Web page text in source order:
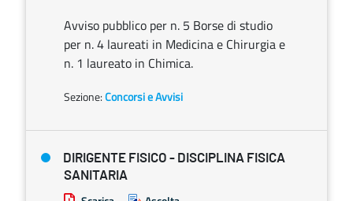
Avviso pubblico per n. 5 Borse di studio
per n. 4 laureati in Medicina e Chirurgia e
n. 1 laureato in Chimica.
Sezione:Concorsi e Avvisi
DIRIGENTE FISICO - DISCIPLINA FISICA
SANITARIA